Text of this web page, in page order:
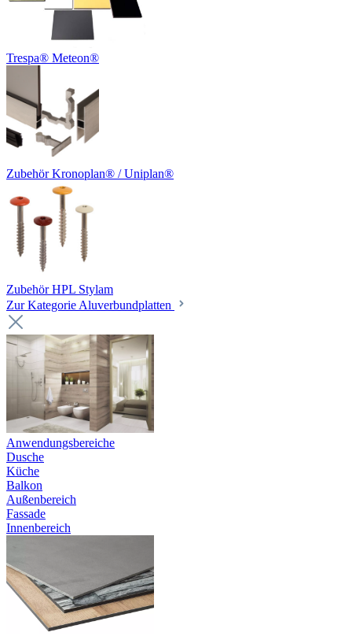
Trespa® Meteon®
Zubehör Kronoplan® / Uniplan®
Zubehör HPL Stylam
Zur Kategorie Aluverbundplatten
Anwendungsbereiche
Dusche
Küche
Balkon
Außenbereich
Fassade
Innenbereich